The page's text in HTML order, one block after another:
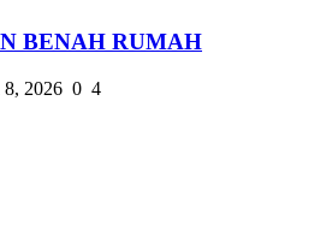
BENAH RUMAH
2026 0 4